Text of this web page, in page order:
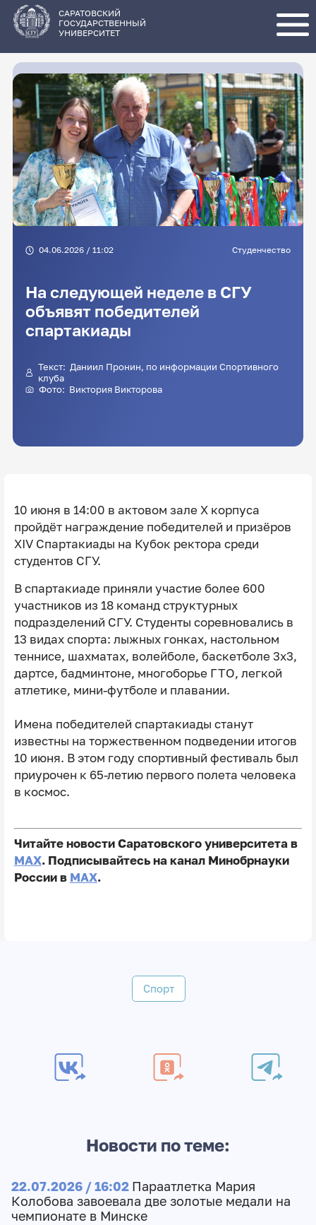
основному
содержанию
САРАТОВСКИЙ
ГОСУДАРСТВЕННЫЙ
УНИВЕРСИТЕТ
04.06.2026 / 11:02 Студенчество
На следующей неделе в СГУ
объявят победителей
спартакиады
Текст: Даниил Пронин, по информации Спортивного
клуба
Фото: Виктория Викторова
10 июня в 14:00 в актовом зале X корпуса
пройдёт награждение победителей и призёров
XIV Спартакиады на Кубок ректора среди
студентов СГУ.
В спартакиаде приняли участие более 600
участников из 18 команд структурных
подразделений СГУ. Студенты соревновались в
13 видах спорта: лыжных гонках, настольном
теннисе, шахматах, волейболе, баскетболе 3х3,
дартсе, бадминтоне, многоборье ГТО, легкой
атлетике, мини-футболе и плавании.
Имена победителей спартакиады станут
известны на торжественном подведении итогов
10 июня. В этом году спортивный фестиваль был
приурочен к 65-летию первого полета человека
в космос.
Читайте новости Саратовского университета в
MAX. Подписывайтесь на канал Минобрнауки
России в MAX.
Спорт
Новости по теме:
22.07.2026 / 16:02 Параатлетка Мария
Колобова завоевала две золотые медали на
чемпионате в Минске